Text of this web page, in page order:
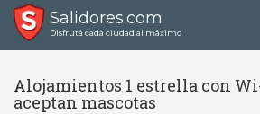
Salidores.com
Disfrutá cada ciudad al máximo
Alojamientos 1 estrella con
aceptan mascotas